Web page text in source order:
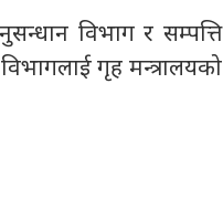
विभाग र सम्पत्ति
गृह मन्त्रालयको